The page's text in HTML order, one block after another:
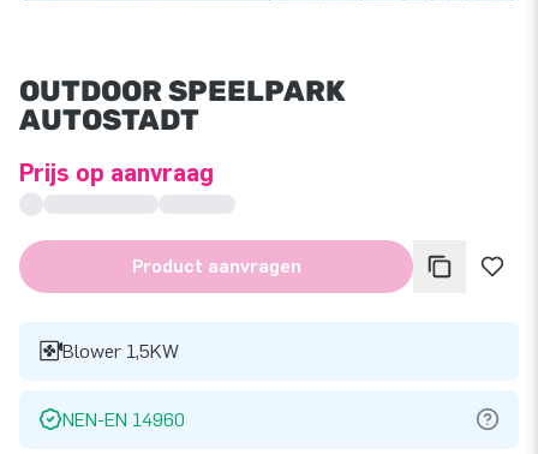
OUTDOOR SPEELPARK
AUTOSTADT
Prijs op aanvraag
Product aanvragen
Blower 1,5KW
NEN-EN 14960